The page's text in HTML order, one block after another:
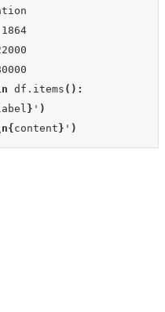
df . items ():
} ' )
{ content } ' )